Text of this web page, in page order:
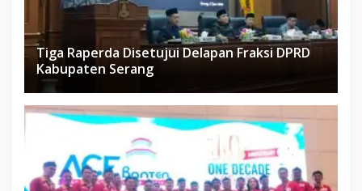
Tiga Raperda Disetujui Delapan Fraksi DPRD
Kabupaten Serang